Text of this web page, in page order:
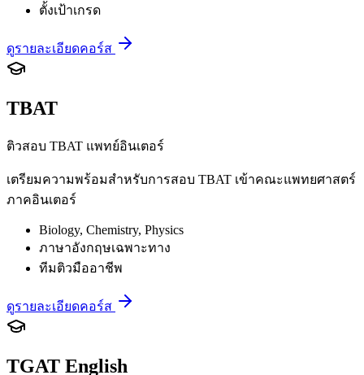
ตั้งเป้าเกรด
ดูรายละเอียดคอร์ส
TBAT
ติวสอบ TBAT แพทย์อินเตอร์
เตรียมความพร้อมสำหรับการสอบ TBAT เข้าคณะแพทยศาสตร์
ภาคอินเตอร์
Biology, Chemistry, Physics
ภาษาอังกฤษเฉพาะทาง
ทีมติวมืออาชีพ
ดูรายละเอียดคอร์ส
TGAT English